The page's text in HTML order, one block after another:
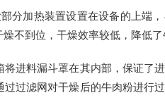
分加热装置设置在设备的上端
不到位，干燥效率较低，降低了
进料漏斗罩在其内部，保证了
过滤网对干燥后的牛肉粉进行